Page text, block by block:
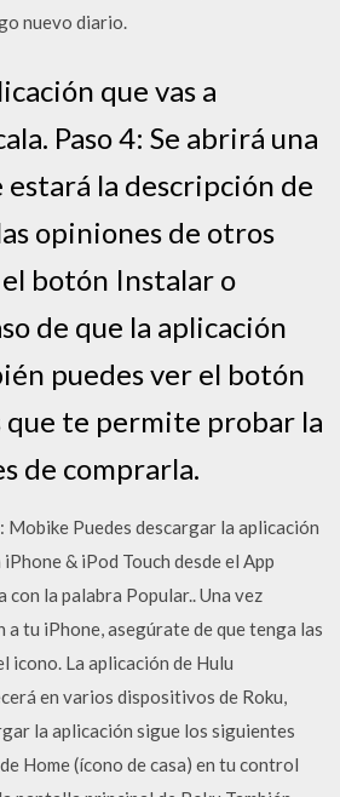
nuevo diario.
que vas a
Paso 4: Se abrirá una
la descripción de
opiniones de otros
el botón Instalar o
de que la aplicación
puedes ver el botón
te permite probar la
de comprarla.
Puedes descargar la aplicación
& iPod Touch desde el App
con la palabra Popular.. Una vez
a tu iPhone, asegúrate de que tenga las
icono. La aplicación de Hulu
en varios dispositivos de Roku,
la aplicación sigue los siguientes
Home (ícono de casa) en tu control